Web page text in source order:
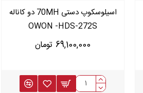
اسیلوسکوپ دستی 70MH دو کاناله
OWON -HDS-272S
69,100,000 تومان